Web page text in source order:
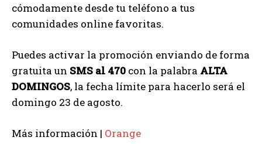
cómodamente desde tu teléfono a tus
comunidades online favoritas.
Puedes activar la promoción enviando de forma
gratuita un SMS al 470 con la palabra ALTA
DOMINGOS, la fecha límite para hacerlo será el
domingo 23 de agosto.
Más información | Orange